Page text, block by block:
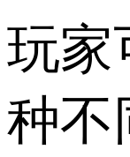
玩家
种不